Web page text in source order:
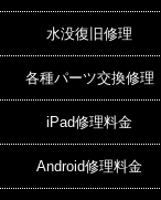
水没復旧修理
各種パーツ交換修理
iPad修理料金
Android修理料金